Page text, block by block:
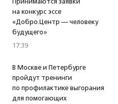
на конкурс эссе
«Добро.Центр — человеку
будущего»
17:39
В Москве и Петербурге
пройдут тренинги
по профилактике выгорания
для помогающих